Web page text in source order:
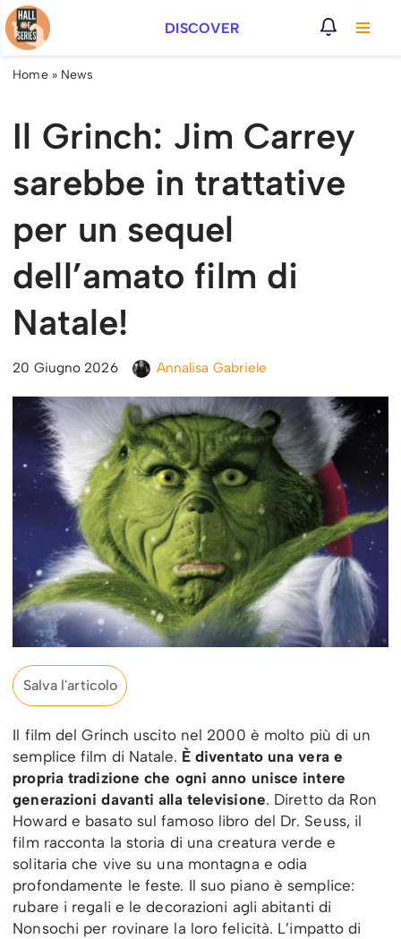
Vai
al
DISCOVER
Home» News
Il Grinch: Jim Carrey
sarebbe in trattative
per un sequel
dell’amato film di
Natale!
20 Giugno 2026 Annalisa Gabriele
Salva l'articolo
Il film del Grinch uscito nel 2000 è molto più di un
semplice film di Natale. È diventato una vera e
propria tradizione che ogni anno unisce intere
generazioni davanti alla televisione. Diretto da Ron
Howard e basato sul famoso libro del Dr. Seuss, il
film racconta la storia di una creatura verde e
solitaria che vive su una montagna e odia
profondamente le feste. Il suo piano è semplice:
rubare i regali e le decorazioni agli abitanti di
Nonsochi per rovinare la loro felicità. L’impatto di